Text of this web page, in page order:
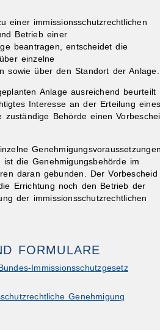
einer immissionsschutzrechtlichen
Betrieb einer
beantragen, entscheidet die
einzelne
sowie über den Standort der Anlage.
Anlage ausreichend beurteilt
Interesse an der Erteilung eines
zuständige Behörde einen
die Genehmigungsbehörde im
daran gebunden. Der Vorbescheid
Errichtung noch den Betrieb der
der immissionsschutzrechtlichen
FORMULARE
Immissionsschutzgesetz
Genehmigung